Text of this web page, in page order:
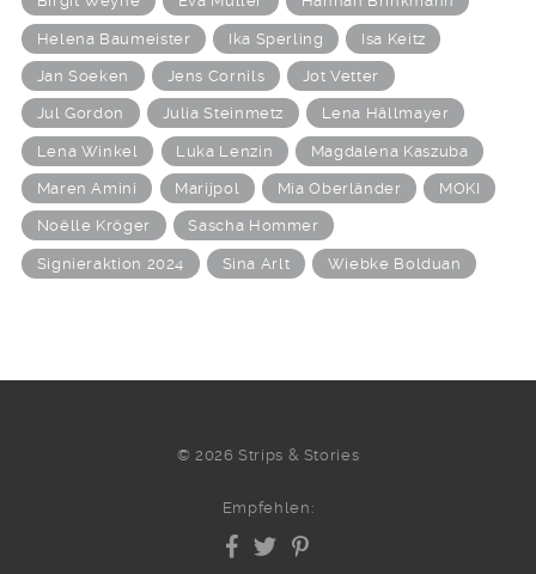
Helena Baumeister Ika Sperling Isa Keitz
Jan Soeken Jens Cornils Jot Vetter
Jul Gordon Julia Steinmetz Lena Hällmayer
Lena Winkel Luka Lenzin Magdalena Kaszuba
Maren Amini Marijpol Mia Oberländer MOKI
Noëlle Kröger Sascha Hommer
Signieraktion 2024 Sina Arlt Wiebke Bolduan
© 2026 Strips & Stories
Empfehlen: